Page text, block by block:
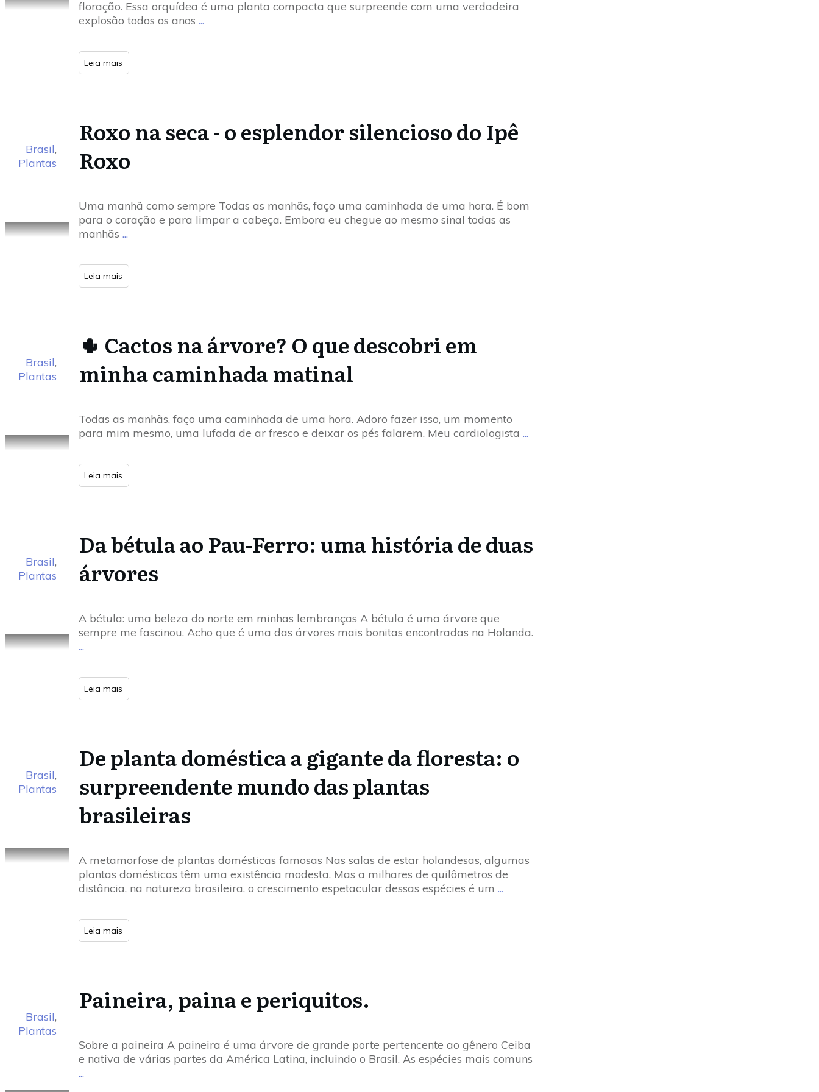
floração. Essa orquídea é uma planta compacta que surpreende com uma verdadeira
explosão todos os anos ...
Leia mais
Brasil,
Plantas
Roxo na seca - o esplendor silencioso do Ipê
Roxo
Uma manhã como sempre Todas as manhãs, faço uma caminhada de uma hora. É bom
para o coração e para limpar a cabeça. Embora eu chegue ao mesmo sinal todas as
manhãs ...
Leia mais
Brasil,
Plantas
🌵 Cactos na árvore? O que descobri em
minha caminhada matinal
Todas as manhãs, faço uma caminhada de uma hora. Adoro fazer isso, um momento
para mim mesmo, uma lufada de ar fresco e deixar os pés falarem. Meu cardiologista ...
Leia mais
Brasil,
Plantas
Da bétula ao Pau-Ferro: uma história de duas
árvores
A bétula: uma beleza do norte em minhas lembranças A bétula é uma árvore que
sempre me fascinou. Acho que é uma das árvores mais bonitas encontradas na Holanda.
...
Leia mais
Brasil,
Plantas
De planta doméstica a gigante da floresta: o
surpreendente mundo das plantas
brasileiras
A metamorfose de plantas domésticas famosas Nas salas de estar holandesas, algumas
plantas domésticas têm uma existência modesta. Mas a milhares de quilômetros de
distância, na natureza brasileira, o crescimento espetacular dessas espécies é um ...
Leia mais
Brasil,
Plantas
Paineira, paina e periquitos.
Sobre a paineira A paineira é uma árvore de grande porte pertencente ao gênero Ceiba
e nativa de várias partes da América Latina, incluindo o Brasil. As espécies mais comuns
...